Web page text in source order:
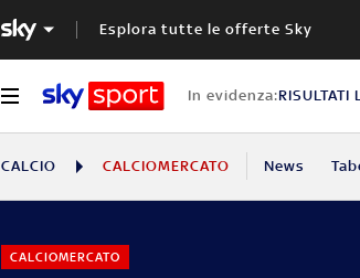
Esplora tutte le offerte Sky
In evidenza:RISULTATI
CALCIO CALCIOMERCATO News
CALCIOMERCATO